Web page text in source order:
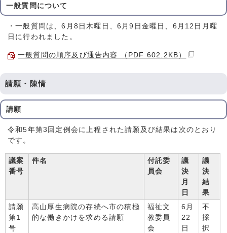
一般質問について
・一般質問は、6月8日木曜日、6月9日金曜日、6月12日月曜
日に行われました。
一般質問の順序及び通告内容 （PDF 602.2KB）
請願・陳情
請願
令和5年第3回定例会に上程された請願及び結果は次のとおり
です。
議案
番号
件名
付託委
員会
議
決
月
日
議
決
結
果
請願
第1
号
高山厚生病院の存続へ市の積極
的な働きかけを求める請願
福祉文
教委員
会
6月
22
日
不
採
択